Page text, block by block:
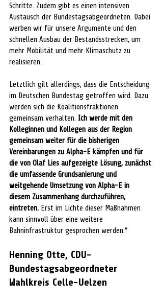
Schritte. Zudem gibt es einen intensiven
Austausch der Bundestagsabgeordneten. Dabei
werben wir für unsere Argumente und den
schnellen Ausbau der Bestandsstrecken, um
mehr Mobilität und mehr Klimaschutz zu
realisieren.
Letztlich gilt allerdings, dass die Entscheidung
im Deutschen Bundestag getroffen wird. Dazu
werden sich die Koalitionsfraktionen
gemeinsam verhalten. Ich werde mit den
Kolleginnen und Kollegen aus der Region
gemeinsam weiter für die bisherigen
Vereinbarungen zu Alpha-E kämpfen und für
die von Olaf Lies aufgezeigte Lösung, zunächst
die umfassende Grundsanierung und
weitgehende Umsetzung von Alpha-E in
diesem Zusammenhang durchzuführen,
eintreten. Erst im Lichte dieser Maßnahmen
kann sinnvoll über eine weitere
Bahninfrastruktur gesprochen werden.“
Henning Otte, CDU-
Bundestagsabgeordneter
Wahlkreis Celle-Uelzen